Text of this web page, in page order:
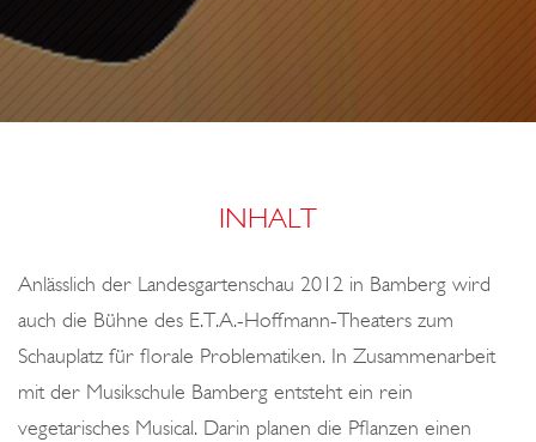
U
INHALT
Anlässlich der Landesgartenschau 2012 in Bamberg wird
auch die Bühne des E.T.A.-Hoffmann-Theaters zum
Schauplatz für florale Problematiken. In Zusammenarbeit
mit der Musikschule Bamberg entsteht ein rein
vegetarisches Musical. Darin planen die Pflanzen einen